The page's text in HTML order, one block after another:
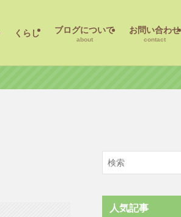
くらし ブログについて
about
お問い合わせ
contact
人気記事